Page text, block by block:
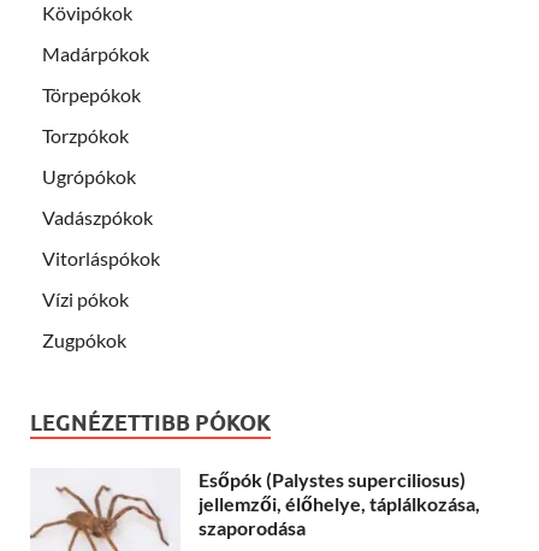
Kövipókok
Madárpókok
Törpepókok
Torzpókok
Ugrópókok
Vadászpókok
Vitorláspókok
Vízi pókok
Zugpókok
LEGNÉZETTIBB PÓKOK
Esőpók (Palystes superciliosus)
jellemzői, élőhelye, táplálkozása,
szaporodása